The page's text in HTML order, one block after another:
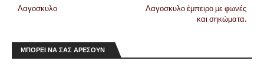
Λαγοσκυλο έμπειρο με φωνές
και σηκώματα.
Λαγοσκυλο
ΜΠΟΡΕΙ ΝΑ ΣΑΣ ΑΡΕΣΟΥΝ